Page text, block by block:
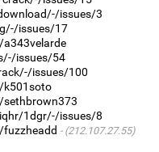
issues/3
issues/17
issues/54
issues/100
k501soto
1dgr/-/issues/8
(212.107.27.55)